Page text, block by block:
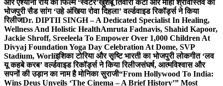
और ऐश्याना राय की फिल्म ‘स्वेटर’खुशबू तिवारी केटी और माही श्रीवास्तव का
भोजपुरी सैड सांग ‘उहे अंखिया रोवा दिहला’ वर्ल्डवाइड रिकॉर्ड्स ने किया
रिलीजDr. DIPTII SINGH – A Dedicated Specialist In Healing,
Wellness And Holistic HealthAmruta Fadnavis, Shahid Kapoor,
Jackie Shroff, Sreeleela To Empower Over 1,000 Children At
Divyaj Foundation Yoga Day Celebration At Dome, SVP
Stadium, Worliइशिका टोरिया और सृष्टि भारती का भोजपुरी लोकगीत ‘लव
यू कहबे करब’ वर्ल्डवाइड रिकॉर्ड्स ने किया रिलीजसंघर्ष, आत्मविश्वास और
सपनों की उड़ान का नाम है मोनिका सुराजी“From Hollywood To India:
Wins Deus Unveils ‘The Cinema – A Brief History’” Most